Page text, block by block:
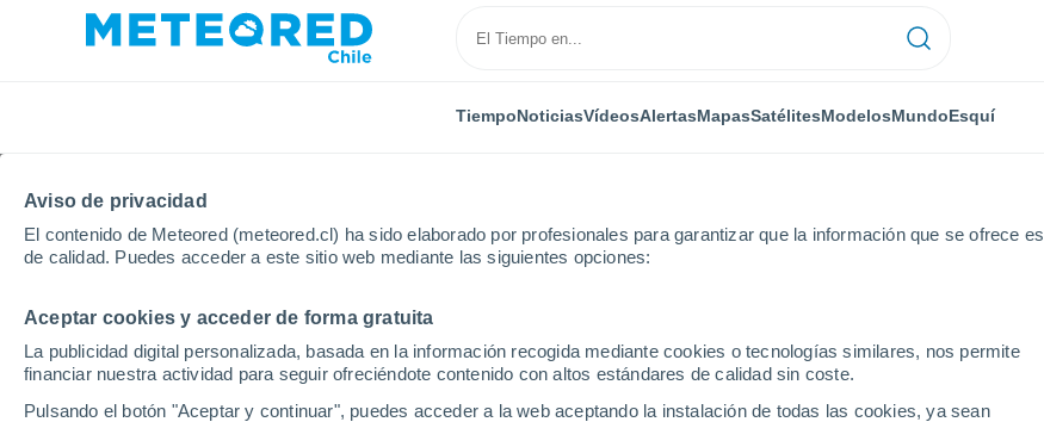
Aviso de privacidad
El contenido de Meteored (meteored.cl) ha sido elaborado por profesionales para garantizar que la información que se ofrece es
de calidad. Puedes acceder a este sitio web mediante las siguientes opciones:
Aceptar cookies y acceder de forma gratuita
La publicidad digital personalizada, basada en la información recogida mediante cookies o tecnologías similares, nos permite
financiar nuestra actividad para seguir ofreciéndote contenido con altos estándares de calidad sin coste.
Pulsando el botón "Aceptar y continuar", puedes acceder a la web aceptando la instalación de todas las cookies, ya sean
TiempoNoticiasVídeosAlertasMapasSatélitesModelosMundoEsquí
Inicio Alemania Baviera Bad Wiessee